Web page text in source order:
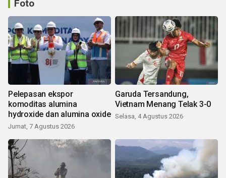
Foto
Pelepasan ekspor
komoditas alumina
hydroxide dan alumina oxide
Jumat, 7 Agustus 2026
Garuda Tersandung,
Vietnam Menang Telak 3-0
Selasa, 4 Agustus 2026